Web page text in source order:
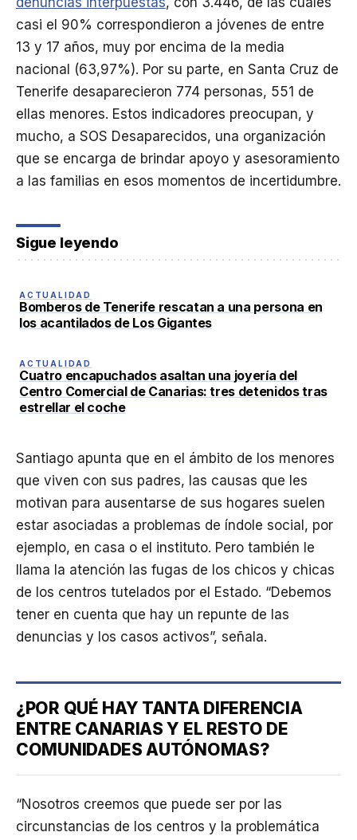
casi el 90% correspondieron a jóvenes de entre
13 y 17 años, muy por encima de la media
nacional (63,97%). Por su parte, en Santa Cruz de
Tenerife desaparecieron 774 personas, 551 de
ellas menores. Estos indicadores preocupan, y
mucho, a SOS Desaparecidos, una organización
que se encarga de brindar apoyo y asesoramiento
a las familias en esos momentos de incertidumbre.
Sigue leyendo
ACTUALIDAD
Bomberos de Tenerife rescatan a una persona en
los acantilados de Los Gigantes
ACTUALIDAD
Cuatro encapuchados asaltan una joyería del
Centro Comercial de Canarias: tres detenidos tras
estrellar el coche
Santiago apunta que en el ámbito de los menores
que viven con sus padres, las causas que les
motivan para ausentarse de sus hogares suelen
estar asociadas a problemas de índole social, por
ejemplo, en casa o el instituto. Pero también le
llama la atención las fugas de los chicos y chicas
de los centros tutelados por el Estado. “Debemos
tener en cuenta que hay un repunte de las
denuncias y los casos activos”, señala.
¿POR QUÉ HAY TANTA DIFERENCIA
ENTRE CANARIAS Y EL RESTO DE
COMUNIDADES AUTÓNOMAS?
“Nosotros creemos que puede ser por las
circunstancias de los centros y la problemática